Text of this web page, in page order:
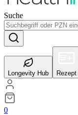
Suche
Longevity Hub Rezept
0